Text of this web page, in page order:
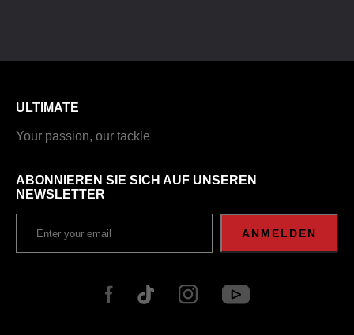
ULTIMATE
Your passion, our tackle
ABONNIEREN SIE SICH AUF UNSEREN
NEWSLETTER
ANMELDEN